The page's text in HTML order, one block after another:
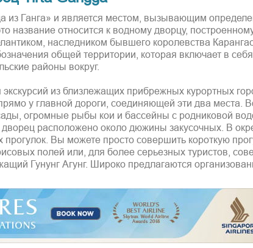
из Ганга» и является местом, вызывающим
название относится к водному дворцу,
наследником бывшего королевства
общей территории, которая включает в
районы вокруг.
из близлежащих прибрежных курортных
у главной дороги, соединяющей эти два
огромные рыбы кои и бассейны с родниковой
расположено около дюжины закусочных. В
Вы можете просто совершить короткую
полей или, для более серьезных туристов,
Гунунг Агунг. Широко предлагаются